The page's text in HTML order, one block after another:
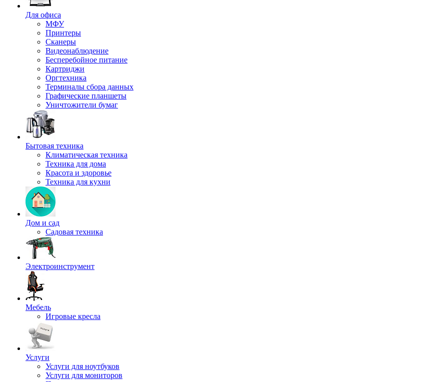
Для офиса
МФУ
Принтеры
Сканеры
Видеонаблюдение
Бесперебойное питание
Картриджи
Оргтехника
Терминалы сбора данных
Графические планшеты
Уничтожители бумаг
Бытовая техника
Климатическая техника
Техника для дома
Красота и здоровье
Техника для кухни
Дом и сад
Садовая техника
Электроинструмент
Мебель
Игровые кресла
Услуги
Услуги для ноутбуков
Услуги для мониторов